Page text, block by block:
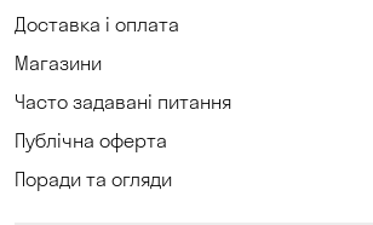
Доставка і оплата
Магазини
Часто задавані питання
Публічна оферта
Поради та огляди